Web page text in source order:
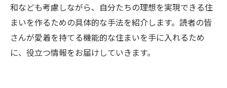
和なども考慮しながら、自分たちの理想を実現できる住
まいを作るための具体的な手法を紹介します。読者の皆
さんが愛着を持てる機能的な住まいを手に入れるため
に、役立つ情報をお届けしていきます。